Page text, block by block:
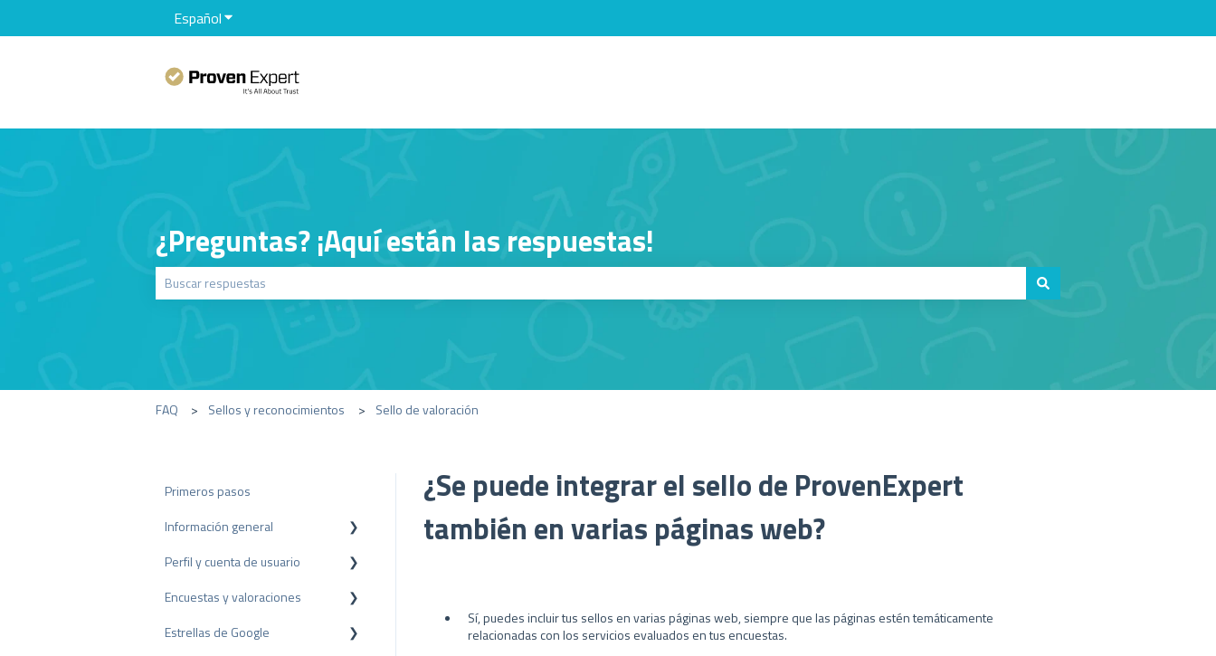
EspañolTraducciones de Mostrar submenú de
¿Preguntas? ¡Aquí están las respuestas!
FAQ Sellos y reconocimientos Sello de valoración
¿Se puede integrar el sello de ProvenExpert
también en varias páginas web?
Sí, puedes incluir tus sellos en varias páginas web, siempre que las páginas estén temáticamente
relacionadas con los servicios evaluados en tus encuestas.
Primeros pasos
Información general
Protección de datos
Paquetes y precios
API
Perfil y cuenta de usuario
Configuración del perfil
Cuenta de usuario
Encuestas y valoraciones
Reseñas
Estrellas de Google